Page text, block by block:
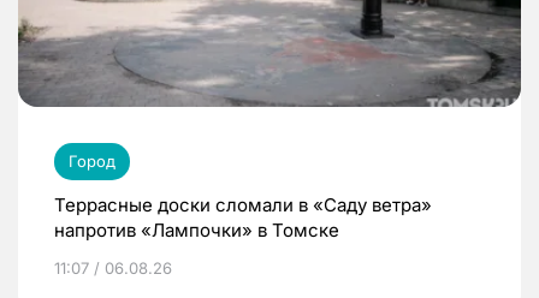
Город
Террасные доски сломали в «Саду ветра»
напротив «Лампочки» в Томске
11:07 / 06.08.26